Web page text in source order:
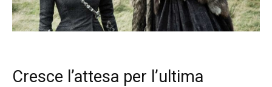
Cresce l’attesa per l’ultima